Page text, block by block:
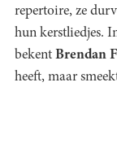
repertoire, ze
hun kerstliedjes.
bekent Brendan
heeft, maar